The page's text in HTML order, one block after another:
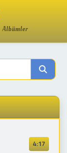
Albümler
4:17